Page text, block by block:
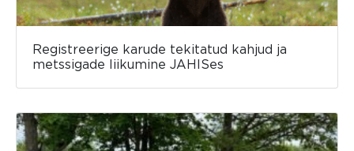
Registreerige karude tekitatud kahjud ja
metssigade liikumine JAHISes